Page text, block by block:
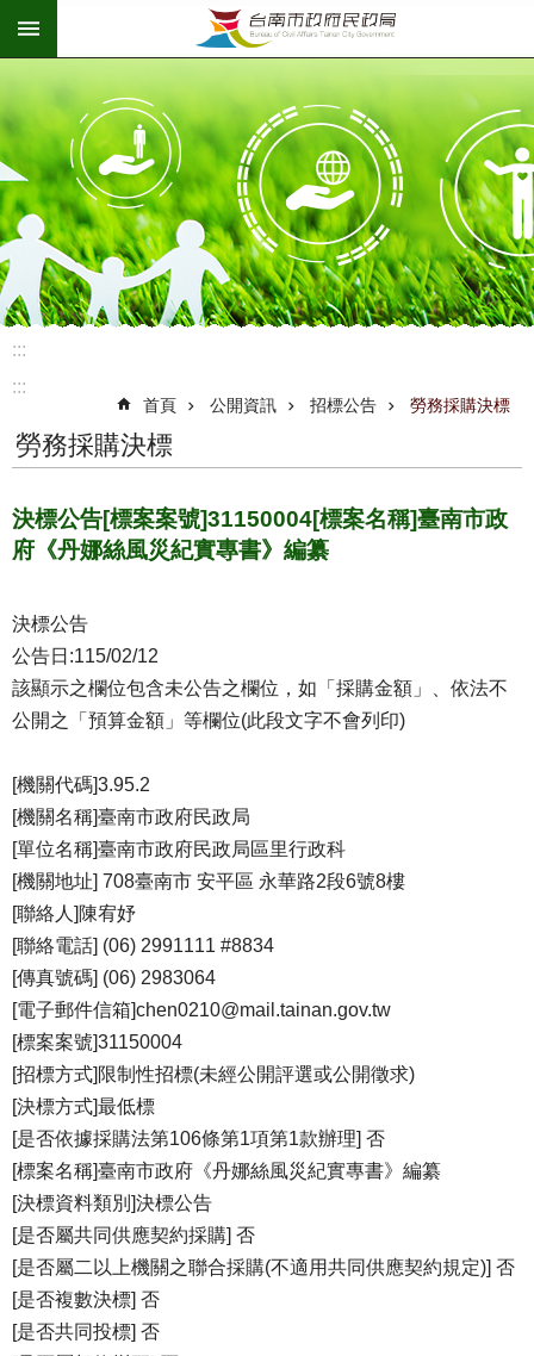
跳到主要內容區塊
:::
:::
首頁 公開資訊 招標公告 勞務採購決標
勞務採購決標
決標公告[標案案號]31150004[標案名稱]臺南市政
府《丹娜絲風災紀實專書》編纂
決標公告
公告日:115/02/12
該顯示之欄位包含未公告之欄位，如「採購金額」、依法不
公開之「預算金額」等欄位(此段文字不會列印)
[機關代碼]3.95.2
[機關名稱]臺南市政府民政局
[單位名稱]臺南市政府民政局區里行政科
[機關地址] 708臺南市 安平區 永華路2段6號8樓
[聯絡人]陳宥妤
[聯絡電話] (06) 2991111 #8834
[傳真號碼] (06) 2983064
[電子郵件信箱]chen0210@mail.tainan.gov.tw
[標案案號]31150004
[招標方式]限制性招標(未經公開評選或公開徵求)
[決標方式]最低標
[是否依據採購法第106條第1項第1款辦理] 否
[標案名稱]臺南市政府《丹娜絲風災紀實專書》編纂
[決標資料類別]決標公告
[是否屬共同供應契約採購] 否
[是否屬二以上機關之聯合採購(不適用共同供應契約規定)] 否
[是否複數決標] 否
[是否共同投標] 否